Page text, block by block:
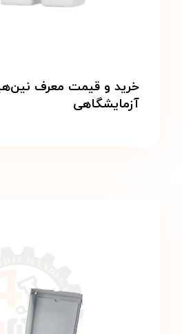
خرید و قیمت معرف
آزمایشگاهی